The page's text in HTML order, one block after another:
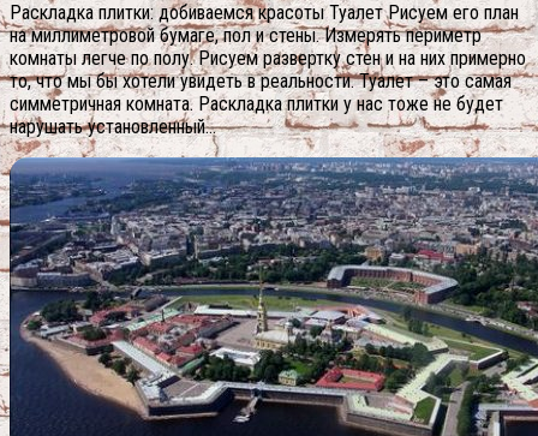
Раскладка плитки: добиваемся красоты Туалет Рисуем его план
на миллиметровой бумаге, пол и стены. Измерять периметр
комнаты легче по полу. Рисуем развертку стен и на них примерно
то, что мы бы хотели увидеть в реальности. Туалет – это самая
симметричная комната. Раскладка плитки у нас тоже не будет
нарушать установленный...